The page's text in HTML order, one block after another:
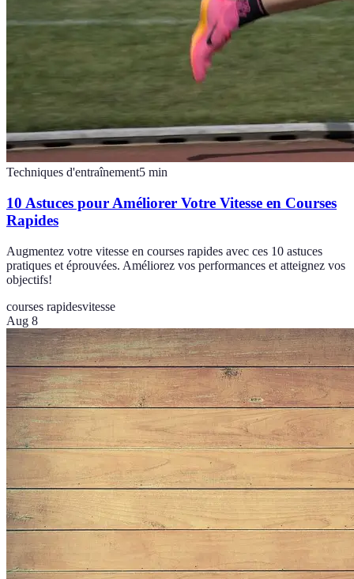
Techniques d'entraînement5 min
10 Astuces pour Améliorer Votre Vitesse en Courses
Rapides
Augmentez votre vitesse en courses rapides avec ces 10 astuces
pratiques et éprouvées. Améliorez vos performances et atteignez vos
objectifs!
courses rapidesvitesse
Aug 8